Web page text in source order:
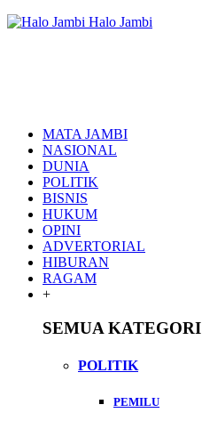
Halo Jambi
MATA JAMBI
NASIONAL
DUNIA
POLITIK
BISNIS
HUKUM
OPINI
ADVERTORIAL
HIBURAN
RAGAM
+
SEMUA KATEGORI
POLITIK
PEMILU